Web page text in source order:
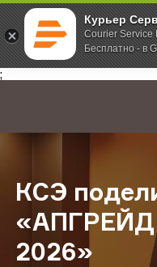
Курьер
Courier Service
Бесплатно - в
;
Главная О компании
КСЭ
2026»